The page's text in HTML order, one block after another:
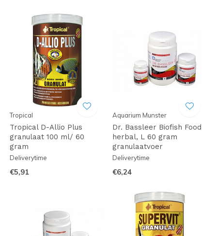
Tropical
Tropical D-Allio Plus
granulaat 100 ml/ 60
gram
Deliverytime
€5,91
Aquarium Munster
Dr. Bassleer Biofish Food
herbal, L 60 gram
granulaatvoer
Deliverytime
€6,24